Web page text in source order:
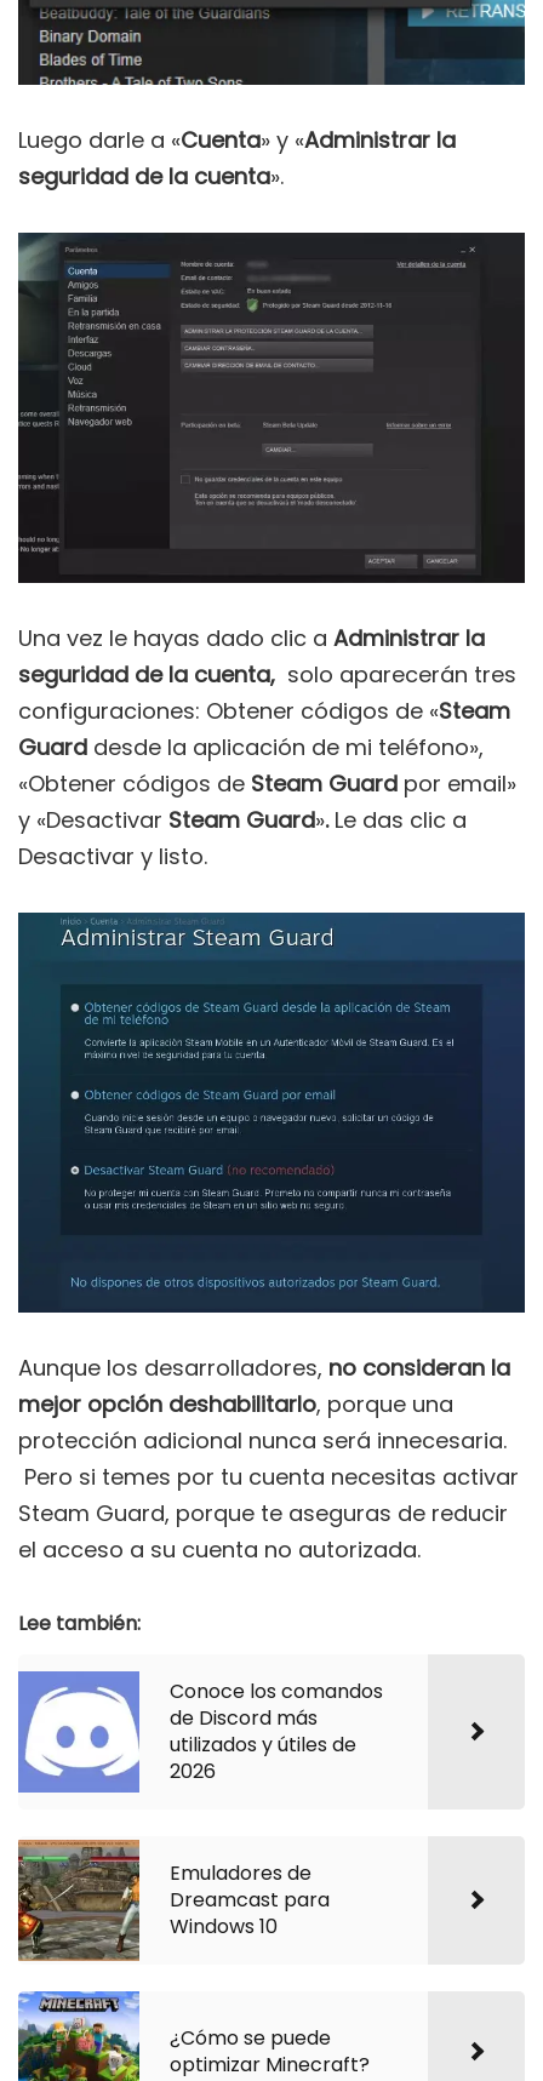
Luego darle a «Cuenta» y «Administrar la
seguridad de la cuenta».
Una vez le hayas dado clic a Administrar la
seguridad de la cuenta, solo aparecerán tres
configuraciones: Obtener códigos de «Steam
Guard desde la aplicación de mi teléfono»,
«Obtener códigos de Steam Guard por email»
y «Desactivar Steam Guard». Le das clic a
Desactivar y listo.
Aunque los desarrolladores, no consideran la
mejor opción deshabilitarlo, porque una
protección adicional nunca será innecesaria.
Pero si temes por tu cuenta necesitas activar
Steam Guard, porque te aseguras de reducir
el acceso a su cuenta no autorizada.
Lee también:
Conoce los comandos
de Discord más
utilizados y útiles de
2026
Emuladores de
Dreamcast para
Windows 10
¿Cómo se puede
optimizar Minecraft?